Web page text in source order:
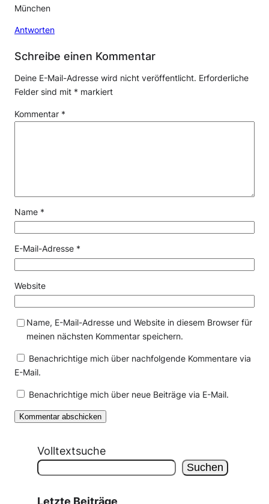
München
Antworten
Schreibe einen Kommentar
Deine E-Mail-Adresse wird nicht veröffentlicht. Erforderliche
Felder sind mit * markiert
Kommentar *
Name *
E-Mail-Adresse *
Website
Name, E-Mail-Adresse und Website in diesem Browser für
meinen nächsten Kommentar speichern.
Benachrichtige mich über nachfolgende Kommentare via
E-Mail.
Benachrichtige mich über neue Beiträge via E-Mail.
Volltextsuche
Suchen
Letzte Beiträge